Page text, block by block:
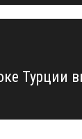
Турции